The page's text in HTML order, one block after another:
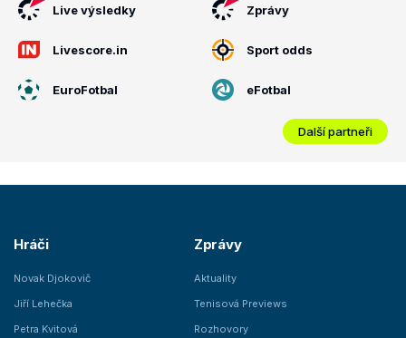
Live výsledky Zprávy
Livescore.in Sport odds
EuroFotbal eFotbal
Další partneři
Hráči
Novak Djokovič
Jiří Lehečka
Petra Kvitová
Zprávy
Aktuality
Tenisová Previews
Rozhovory